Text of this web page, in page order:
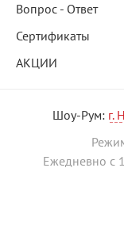
Вопрос - Ответ
Сертификаты
АКЦИИ
Шоу-Рум: г.
Ежедневно с